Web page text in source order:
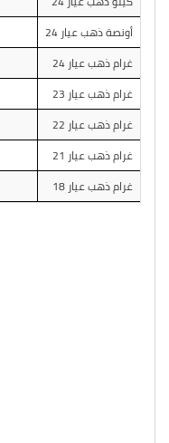
أونصة ذهب عيار 24
غرام ذهب عيار 24
غرام ذهب عيار 23
غرام ذهب عيار 22
غرام ذهب عيار 21
غرام ذهب عيار 18